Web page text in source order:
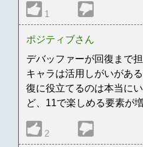
1
ポジティブさん
デバッファーが回復まで
キャラは活用しがいがあ
復に役立てるのは本当に
ど、11で楽しめる要素が
2